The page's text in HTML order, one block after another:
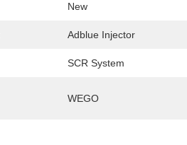
New
Adblue Injector
SCR System
WEGO